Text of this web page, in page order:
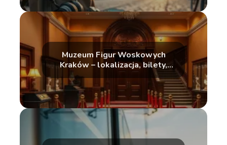
Muzeum Figur Woskowych
Kraków – lokalizacja, bilety,